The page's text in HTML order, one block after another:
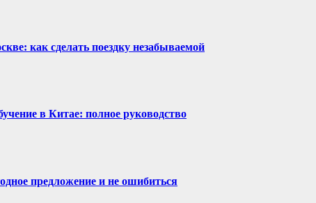
как сделать поездку незабываемой
в Китае: полное руководство
предложение и не ошибиться